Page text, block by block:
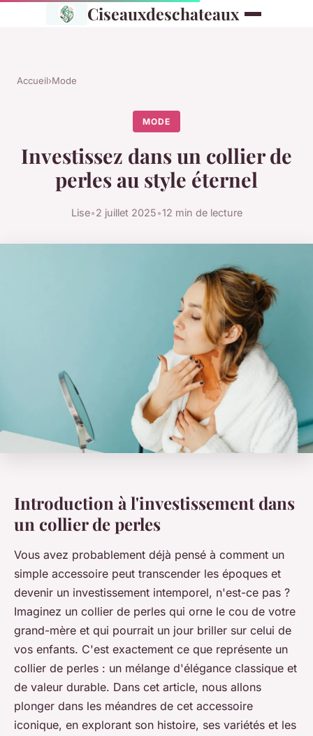
Ciseauxdeschateaux
Accueil›Mode
MODE
Investissez dans un collier de
perles au style éternel
Lise•2 juillet 2025•12 min de lecture
Introduction à l'investissement dans
un collier de perles
Vous avez probablement déjà pensé à comment un
simple accessoire peut transcender les époques et
devenir un investissement intemporel, n'est-ce pas ?
Imaginez un collier de perles qui orne le cou de votre
grand-mère et qui pourrait un jour briller sur celui de
vos enfants. C'est exactement ce que représente un
collier de perles : un mélange d'élégance classique et
de valeur durable. Dans cet article, nous allons
plonger dans les méandres de cet accessoire
iconique, en explorant son histoire, ses variétés et les